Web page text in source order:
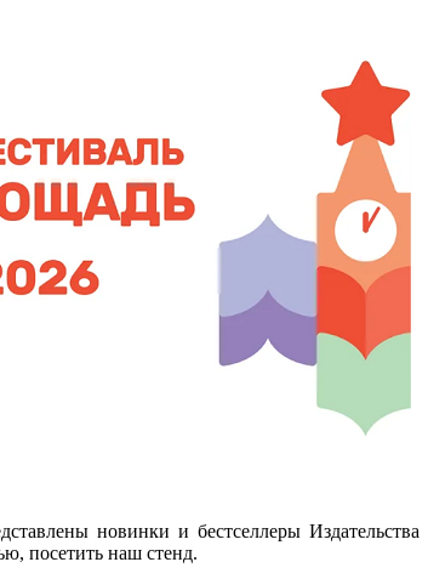
новинки и бестселлеры
посетить наш стенд.